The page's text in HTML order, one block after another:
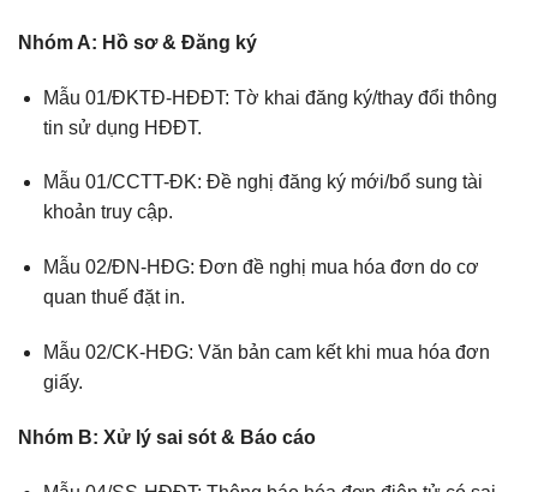
Nhóm A: Hồ sơ & Đăng ký
Mẫu 01/ĐKTĐ-HĐĐT: Tờ khai đăng ký/thay đổi thông
tin sử dụng HĐĐT.
Mẫu 01/CCTT-ĐK: Đề nghị đăng ký mới/bổ sung tài
khoản truy cập.
Mẫu 02/ĐN-HĐG: Đơn đề nghị mua hóa đơn do cơ
quan thuế đặt in.
Mẫu 02/CK-HĐG: Văn bản cam kết khi mua hóa đơn
giấy.
Nhóm B: Xử lý sai sót & Báo cáo